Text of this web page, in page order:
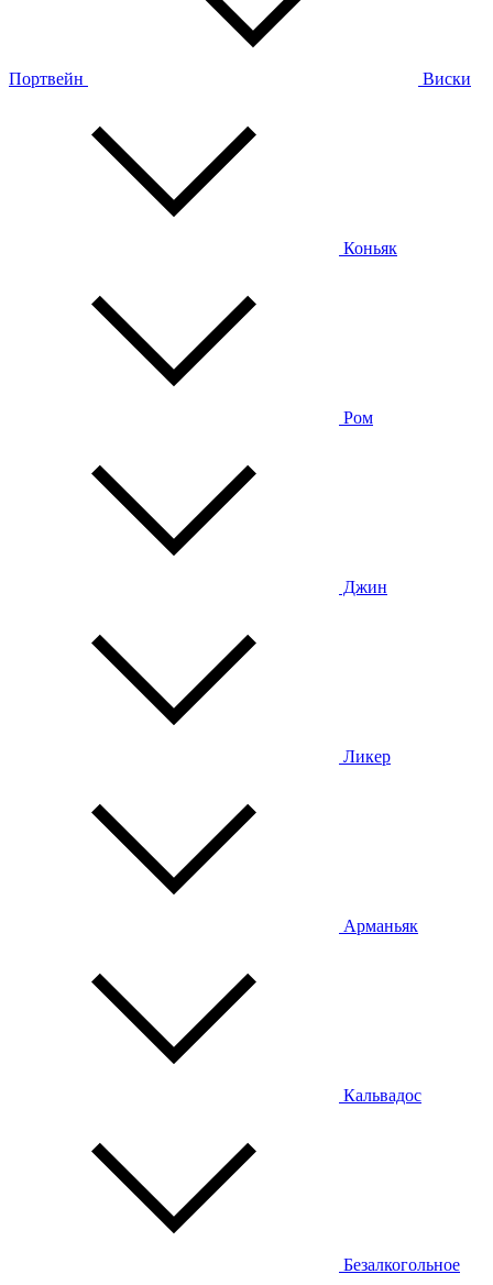
Портвейн Виски
Коньяк
Ром
Джин
Ликер
Арманьяк
Кальвадос
Безалкогольное